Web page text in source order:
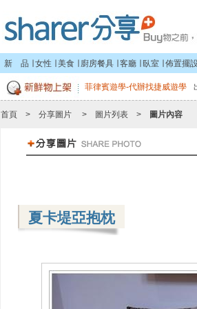
新 品 女性 美食 廚房餐具 客廳 臥室 佈置擺
菲律賓遊學-代辦找捷威遊學
首頁 > 分享圖片 > 圖片列表 > 圖片內容
夏卡堤亞抱枕